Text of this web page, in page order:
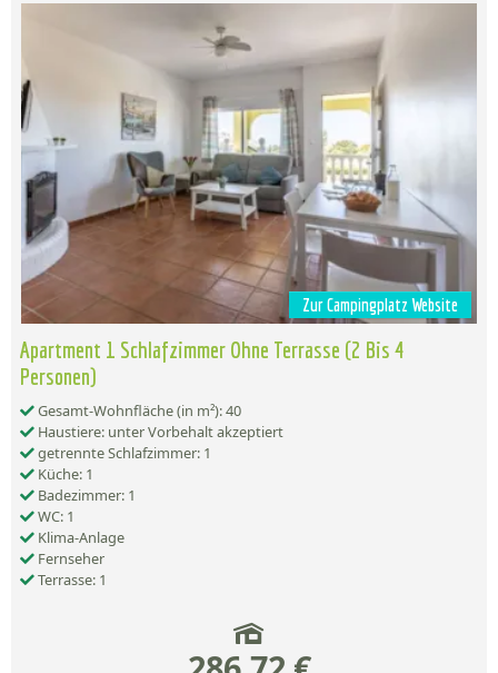
Zur Campingplatz Website
Apartment 1 Schlafzimmer Ohne Terrasse (2 Bis 4
Personen)
Gesamt-Wohnfläche (in m²): 40
Haustiere: unter Vorbehalt akzeptiert
getrennte Schlafzimmer: 1
Küche: 1
Badezimmer: 1
WC: 1
Klima-Anlage
Fernseher
Terrasse: 1